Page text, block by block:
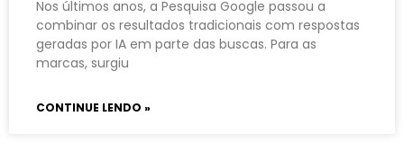
Nos últimos anos, a Pesquisa Google passou a
combinar os resultados tradicionais com respostas
geradas por IA em parte das buscas. Para as
marcas, surgiu
CONTINUE LENDO »